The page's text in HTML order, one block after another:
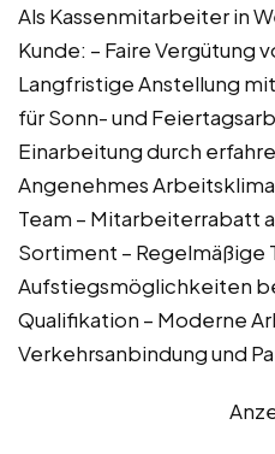
Als Kassenmitarbeiter in
Kunde: – Faire Vergütung
Langfristige Anstellung
für Sonn- und
Einarbeitung durch
Angenehmes
Team – Mitarbeiterrabatt
Sortiment – Regelmäßige
Aufstiegsmöglichkeiten
Qualifikation – Moderne
Verkehrsanbindung und